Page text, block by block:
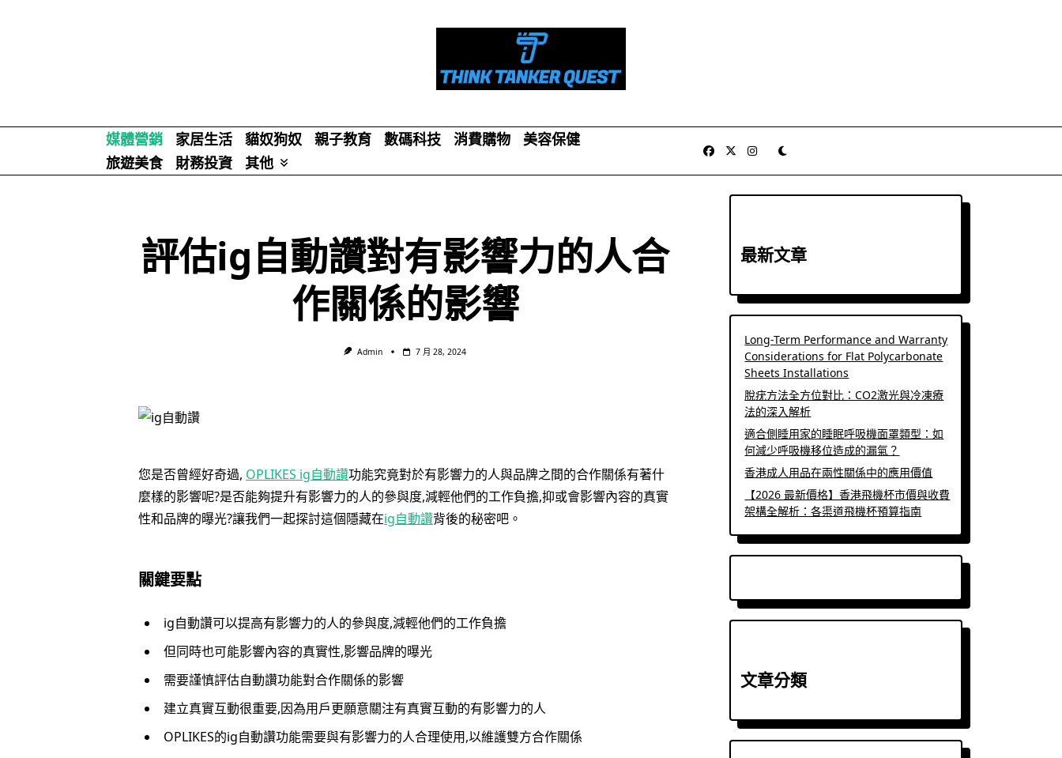
媒體營銷 家居生活 貓奴狗奴 親子教育 數碼科技 消費購物
美容保健
旅遊美食
財務投資 其他
評估ig自動讚對有影響力的人合
作關係的影響
Admin 7 月 28, 2024
您是否曾經好奇過, OPLIKES ig自動讚功能究竟對於有影響力的人與品牌之間的合作關係有著什
麼樣的影響呢?是否能夠提升有影響力的人的參與度,減輕他們的工作負擔,抑或會影響內容的真實
性和品牌的曝光?讓我們一起探討這個隱藏在ig自動讚背後的秘密吧。
關鍵要點
ig自動讚可以提高有影響力的人的參與度,減輕他們的工作負擔
但同時也可能影響內容的真實性,影響品牌的曝光
需要謹慎評估自動讚功能對合作關係的影響
建立真實互動很重要,因為用戶更願意關注有真實互動的有影響力的人
OPLIKES的ig自動讚功能需要與有影響力的人合理使用,以維護雙方合作關係
最新文章
Long-Term Performance and Warranty
Considerations for Flat Polycarbonate
Sheets Installations
脫疣方法全方位對比：CO2激光與冷凍療
法的深入解析
適合側睡用家的睡眠呼吸機面罩類型：如
何減少呼吸機移位造成的漏氣？
香港成人用品在兩性關係中的應用價值
【2026 最新價格】香港飛機杯市價與收費
架構全解析：各渠道飛機杯預算指南
文章分類